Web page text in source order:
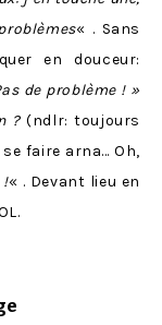
« . Sans
en douceur:
de problème ! »
?(ndlr: toujours
faire arna… Oh,
!« . Devant lieu en